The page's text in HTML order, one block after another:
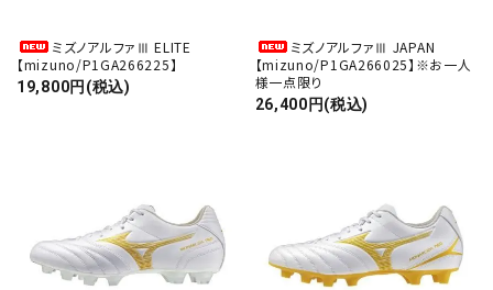
ミズノアルファⅢ ELITE
【mizuno/P1GA266225】
19,800円(税込)
ミズノアルファⅢ JAPAN
【mizuno/P1GA266025】※お一人
様一点限り
26,400円(税込)